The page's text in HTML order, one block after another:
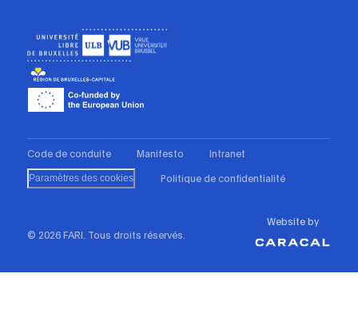
Code de conduite Manifesto Intranet
Paramètres des cookies Politique de confidentialité
© 2026 FARI. Tous droits réservés.
Website by